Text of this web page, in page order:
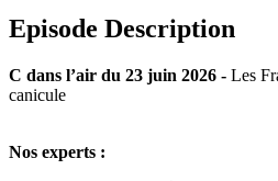
Episode Description
C dans l’air du 23 juin 2026 - Les
canicule
Nos experts :